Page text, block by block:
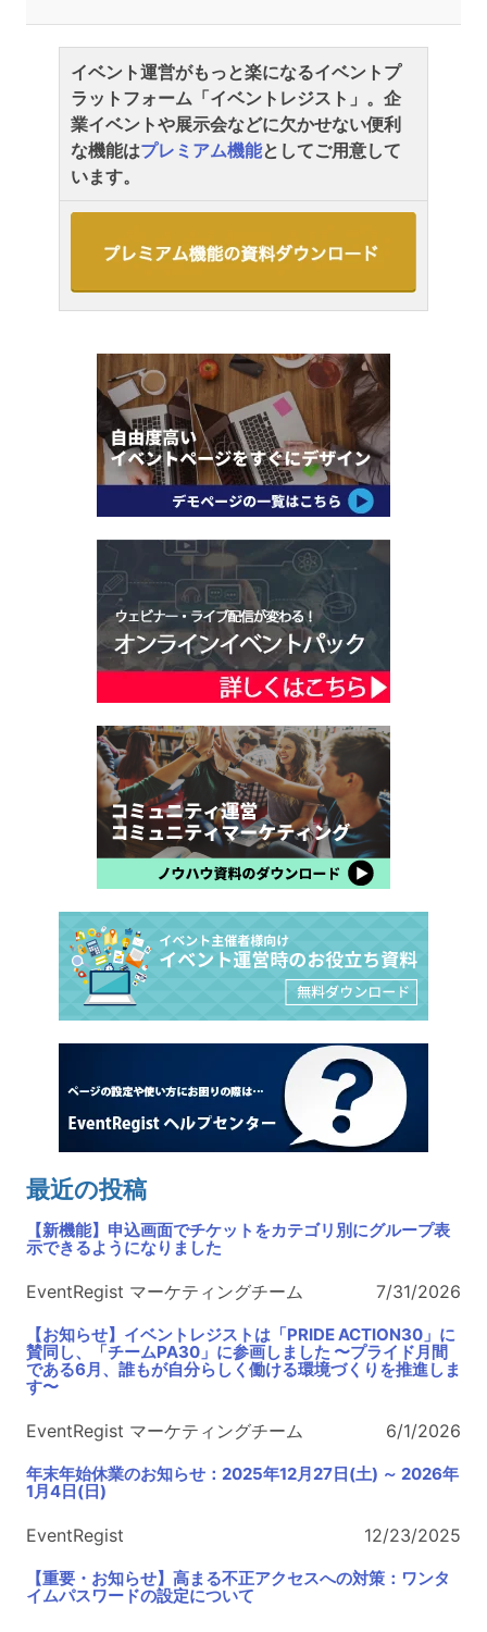
イベント運営がもっと楽になるイベントプ
ラットフォーム「イベントレジスト」。企
業イベントや展示会などに欠かせない便利
な機能はプレミアム機能としてご用意して
います。
最近の投稿
【新機能】申込画面でチケットをカテゴリ別にグループ表
示できるようになりました
EventRegist マーケティングチーム 7/31/2026
【お知らせ】イベントレジストは「PRIDE ACTION30」に
賛同し、「チームPA30」に参画しました 〜プライド月間
である6月、誰もが自分らしく働ける環境づくりを推進しま
す〜
EventRegist マーケティングチーム 6/1/2026
年末年始休業のお知らせ：2025年12月27日(土) ～ 2026年
1月4日(日)
EventRegist 12/23/2025
【重要・お知らせ】高まる不正アクセスへの対策：ワンタ
イムパスワードの設定について